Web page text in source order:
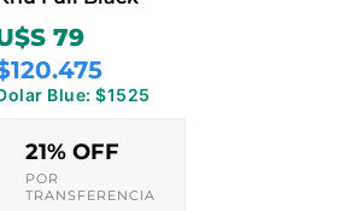
79
Blue: $1525
21% OFF
POR
TRANSFERENCIA
página
de